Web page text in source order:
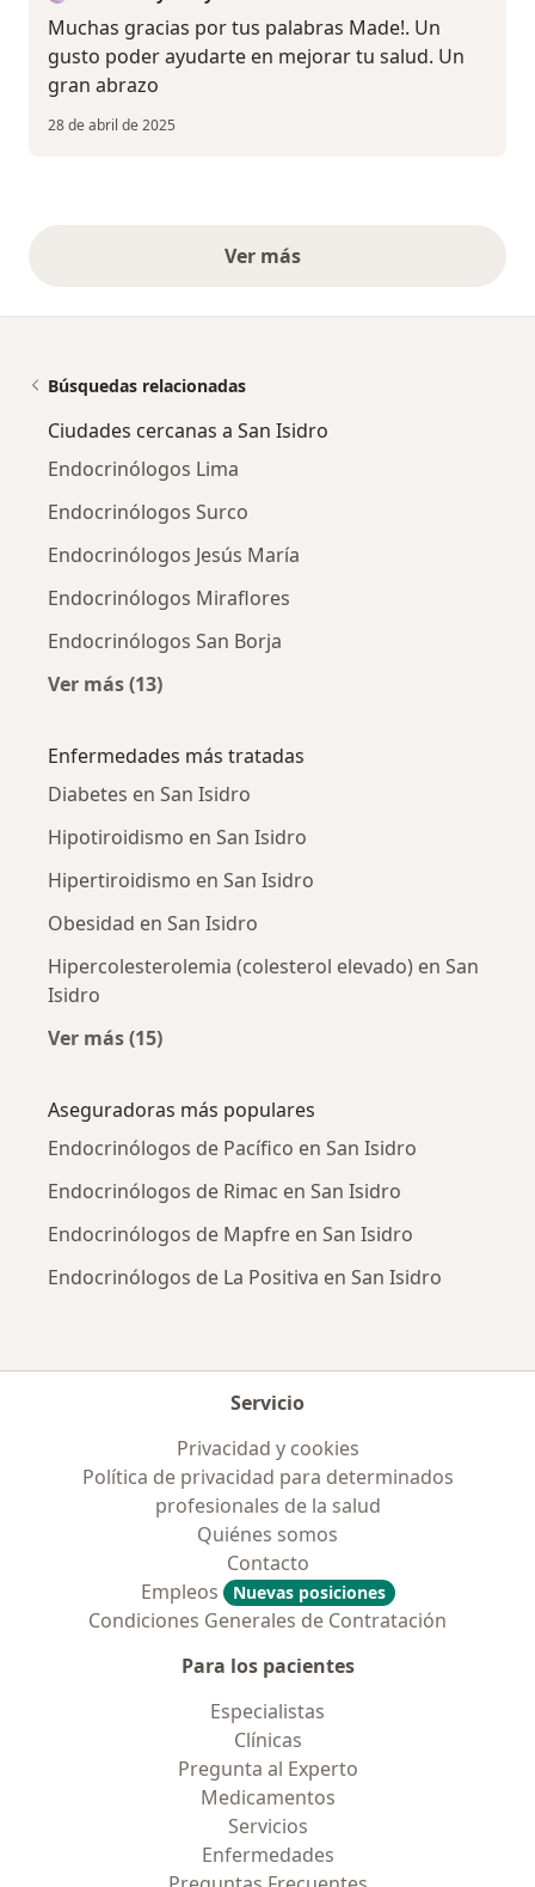
Muchas gracias por tus palabras Made!. Un
gusto poder ayudarte en mejorar tu salud. Un
gran abrazo
28 de abril de 2025
Ver másopiniones anteriores
Búsquedas relacionadas
Ciudades cercanas a San Isidro
Endocrinólogos Lima
Endocrinólogos Surco
Endocrinólogos Jesús María
Endocrinólogos Miraflores
Endocrinólogos San Borja
Ver más (13)
Enfermedades más tratadas
Diabetes en San Isidro
Hipotiroidismo en San Isidro
Hipertiroidismo en San Isidro
Obesidad en San Isidro
Hipercolesterolemia (colesterol elevado) en San
Isidro
Ver más (15)
Aseguradoras más populares
Endocrinólogos de Pacífico en San Isidro
Endocrinólogos de Rimac en San Isidro
Endocrinólogos de Mapfre en San Isidro
Endocrinólogos de La Positiva en San Isidro
Servicio
Privacidad y cookies
Política de privacidad para determinados
profesionales de la salud
Quiénes somos
Contacto
Empleos
Nuevas posiciones
Condiciones Generales de Contratación
Para los pacientes
Especialistas
Clínicas
Pregunta al Experto
Medicamentos
Servicios
Enfermedades